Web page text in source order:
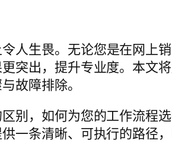
人生畏。无论您是在网上
突出，提升专业度。本文
故障排除。
别，如何为您的工作流程
一条清晰、可执行的路径